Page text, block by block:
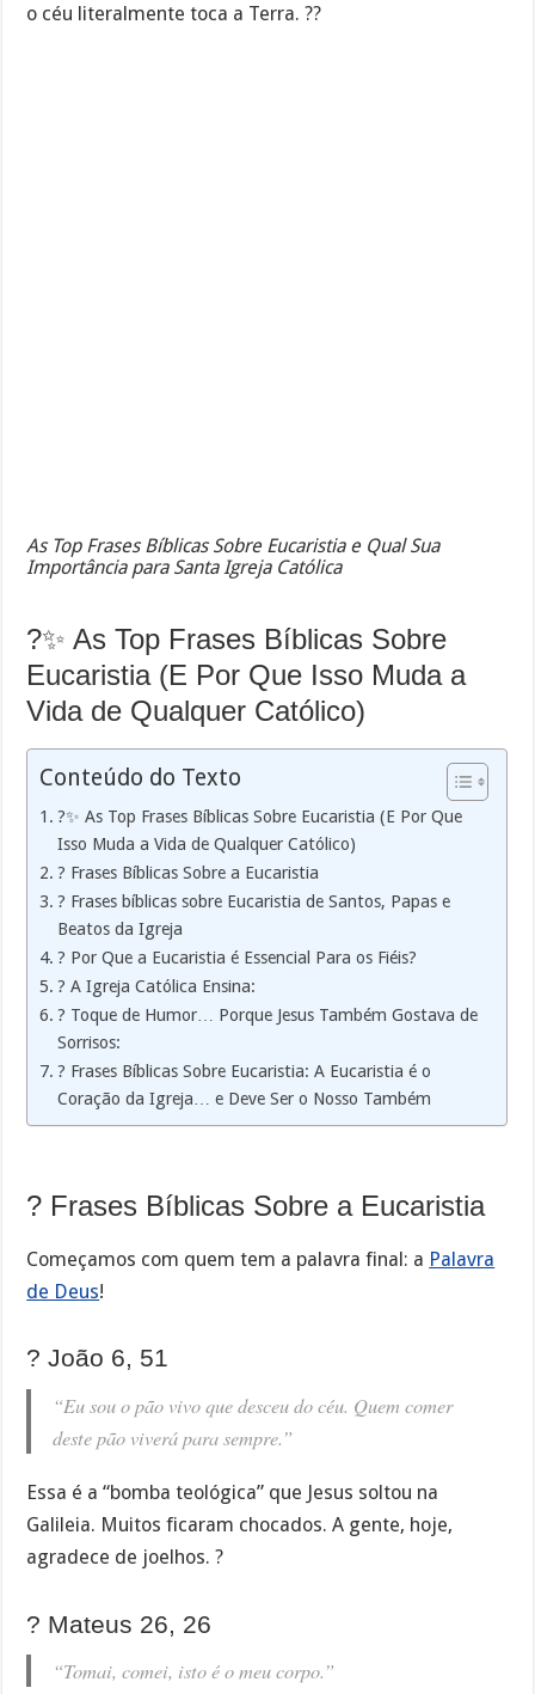
o céu literalmente toca a Terra. ??
As Top Frases Bíblicas Sobre Eucaristia e Qual Sua
Importância para Santa Igreja Católica
?✨ As Top Frases Bíblicas Sobre
Eucaristia (E Por Que Isso Muda a
Vida de Qualquer Católico)
Conteúdo do Texto
?✨ As Top Frases Bíblicas Sobre Eucaristia (E Por Que
Isso Muda a Vida de Qualquer Católico)
? Frases Bíblicas Sobre a Eucaristia
? Frases bíblicas sobre Eucaristia de Santos, Papas e
Beatos da Igreja
? Por Que a Eucaristia é Essencial Para os Fiéis?
? A Igreja Católica Ensina:
?️ Toque de Humor… Porque Jesus Também Gostava de
Sorrisos:
? Frases Bíblicas Sobre Eucaristia: A Eucaristia é o
Coração da Igreja… e Deve Ser o Nosso Também
? Frases Bíblicas Sobre a Eucaristia
Começamos com quem tem a palavra final: a Palavra
de Deus!
? João 6, 51
“Eu sou o pão vivo que desceu do céu. Quem comer
deste pão viverá para sempre.”
Essa é a “bomba teológica” que Jesus soltou na
Galileia. Muitos ficaram chocados. A gente, hoje,
agradece de joelhos. ?
? Mateus 26, 26
“Tomai, comei, isto é o meu corpo.”